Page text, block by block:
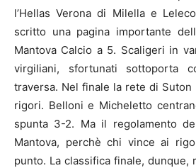
l’Hellas Verona di Milella e
scritto una pagina importante
Mantova Calcio a 5. Scaligeri in
virgiliani, sfortunati sottoporta
traversa. Nel finale la rete di
rigori. Belloni e Micheletto
spunta 3-2. Ma il regolamento
Mantova, perchè chi vince ai
punto. La classifica finale, dunque,